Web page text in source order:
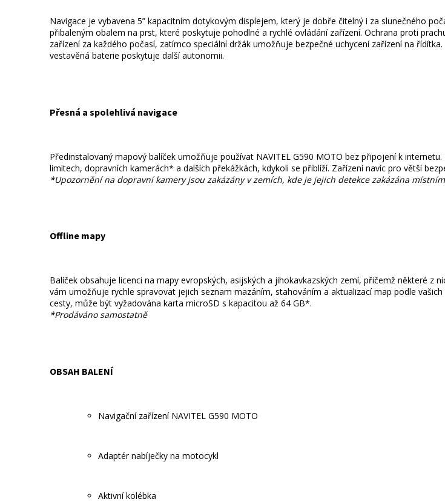
Navigace je vybavena 5” kapacitním dotykovým displejem, který je dobře čitelný i za slunečného
přibaleným obalem na prst, které poskytuje pohodlné a rychlé ovládání zařízení. Ochrana proti
zařízení za každého počasí, zatímco speciální držák umožňuje bezpečné uchycení zařízení na
vestavěná baterie poskytuje další autonomii.
Přesná a spolehlivá navigace
Předinstalovaný mapový balíček umožňuje používat NAVITEL G590 MOTO bez připojení k
limitech, dopravních kamerách* a dalších překážkách, kdykoli se přiblíží. Zařízení navíc pro větší
*Upozornění na dopravní kamery jsou zakázány v zemích, kde je jejich detekce zakázána
Offline mapy
Balíček obsahuje licenci na mapy evropských, asijských a jihokavkazských zemí, přičemž některé
vám umožňuje rychle spravovat jejich seznam mazáním, stahováním a aktualizací map podle
cesty, může být vyžadována karta microSD s kapacitou až 64 GB*.
*Prodáváno samostatně
OBSAH BALENÍ
Navigační zařízení NAVITEL G590 MOTO
Adaptér nabíječky na motocykl
Aktivní kolébka